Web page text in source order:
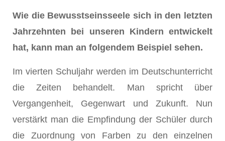
Wie die Bewusstseinsseele sich in den letzten
Jahrzehnten bei unseren Kindern entwickelt
hat, kann man an folgendem Beispiel sehen.
Im vierten Schuljahr werden im Deutschunterricht
die Zeiten behandelt. Man spricht über
Vergangenheit, Gegenwart und Zukunft. Nun
verstärkt man die Empfindung der Schüler durch
die Zuordnung von Farben zu den einzelnen